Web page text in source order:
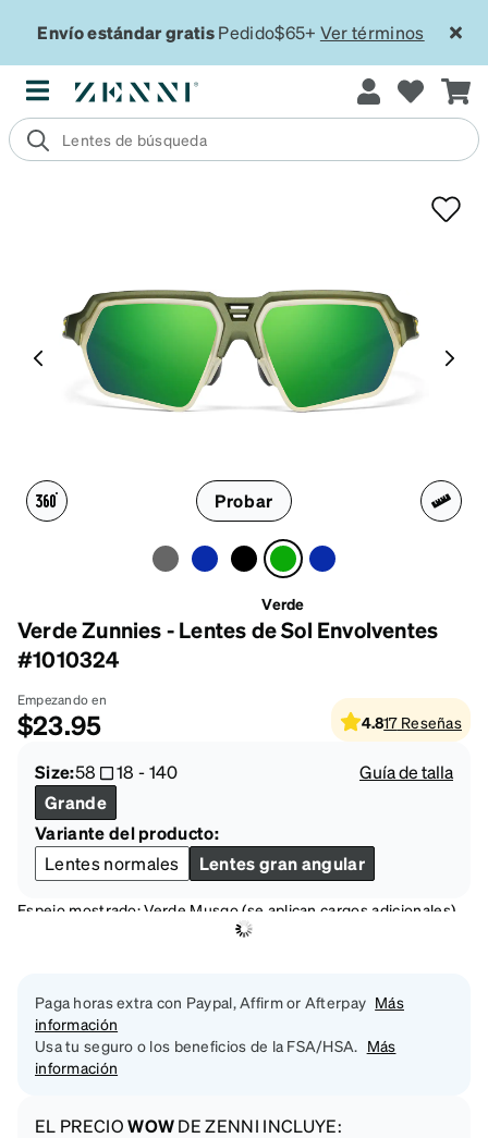
Envío estándar gratisPedido$65+ Ver términos
Probar
Verde
Verde Zunnies - Lentes de Sol Envolventes
#1010324
Empezando en
$23.95 4.817 Reseñas
Size:58 18 -140
Guía de talla
Grande
Variante del producto:
Lentes normales
Lentes gran angular
Espejo mostrado: Verde Musgo (se aplican cargos adicionales)
Paga horas extra con Paypal, Affirm or Afterpay Más
información
Usa tu seguro o los beneficios de la FSA/HSA. Más
información
EL PRECIOWOWDE ZENNI INCLUYE: